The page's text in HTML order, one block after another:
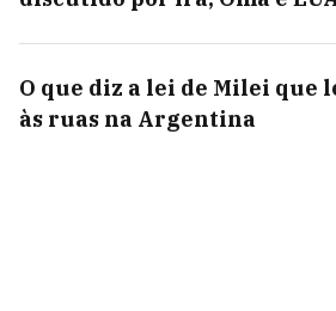
O que diz a lei de Milei que
às ruas na Argentina